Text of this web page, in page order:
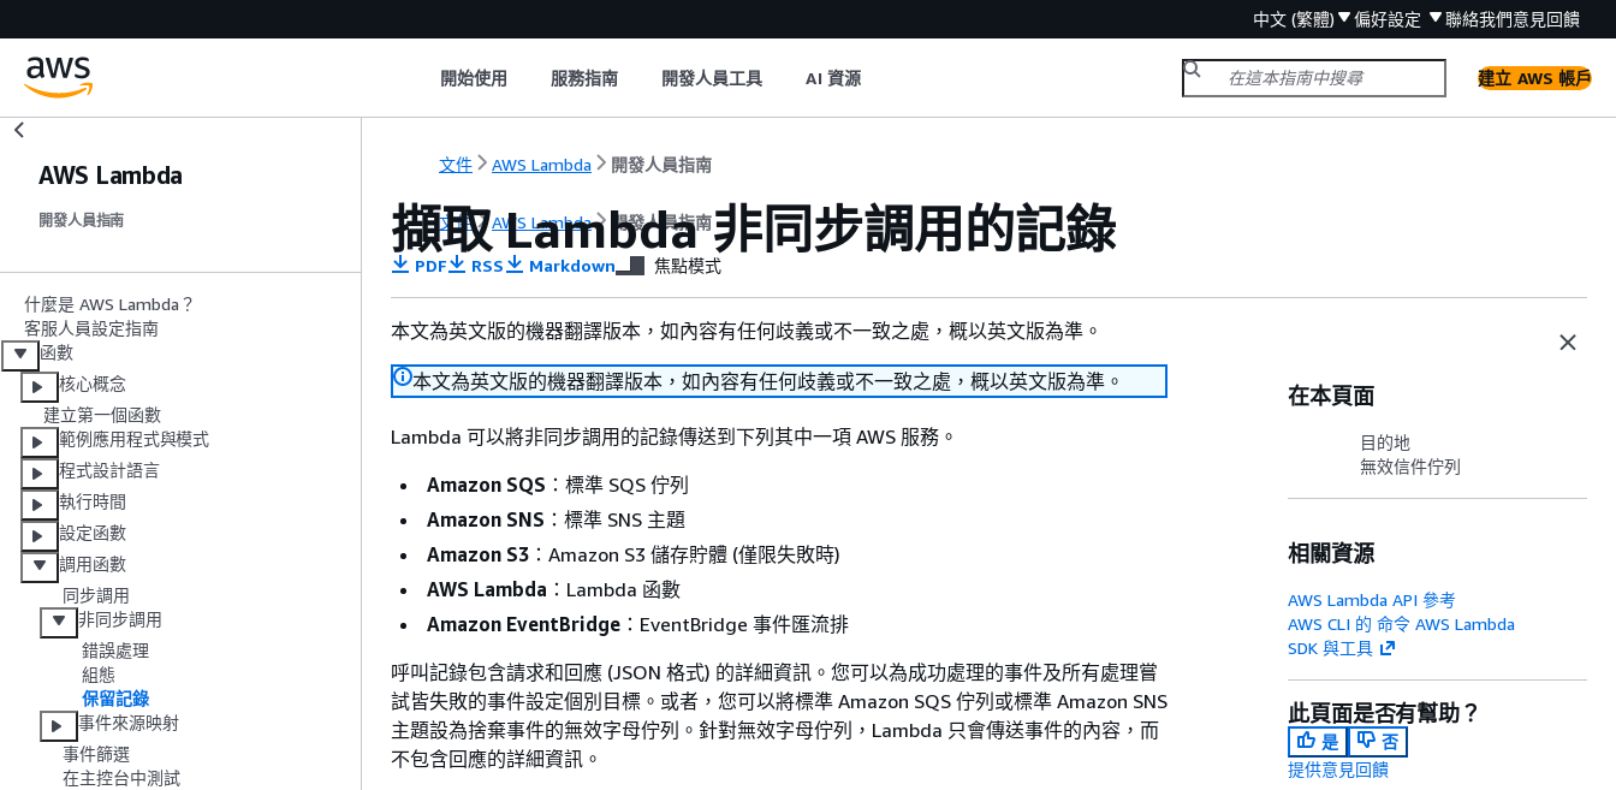
中文 (繁體) 偏好設定 聯絡我們意見回饋
開始使用 服務指南 開發人員工具 AI 資源 建立 AWS 帳戶
AWS Lambda
開發人員指南
什麼是 AWS Lambda？
客服人員設定指南
函數
核心概念
建立第一個函數
範例應用程式與模式
程式設計語言
執行時間
設定函數
調用函數
同步調用
非同步調用
錯誤處理
組態
保留記錄
事件來源映射
事件篩選
在主控台中測試
文件 AWS Lambda 開發人員指南
文件 AWS Lambda 開發人員指南
擷取 Lambda 非同步調用的記錄
PDF RSS Markdown 焦點模式
本文為英文版的機器翻譯版本，如內容有任何歧義或不一致之處，概以英文版為準。
本文為英文版的機器翻譯版本，如內容有任何歧義或不一致之處，概以英文版為準。
Lambda 可以將非同步調用的記錄傳送到下列其中一項 AWS 服務。
Amazon SQS ：標準 SQS 佇列
Amazon SNS ：標準 SNS 主題
Amazon S3 ：Amazon S3 儲存貯體 (僅限失敗時)
AWS Lambda ：Lambda 函數
Amazon EventBridge ：EventBridge 事件匯流排
呼叫記錄包含請求和回應 (JSON 格式) 的詳細資訊。您可以為成功處理的事件及所有處理嘗
試皆失敗的事件設定個別目標。或者，您可以將標準 Amazon SQS 佇列或標準 Amazon SNS
主題設為捨棄事件的無效字母佇列。針對無效字母佇列，Lambda 只會傳送事件的內容，而
不包含回應的詳細資訊。
在本頁面
目的地
無效信件佇列
相關資源
AWS Lambda API 參考
AWS CLI 的 命令 AWS Lambda
SDK 與工具
此頁面是否有幫助？
是
否
提供意見回饋